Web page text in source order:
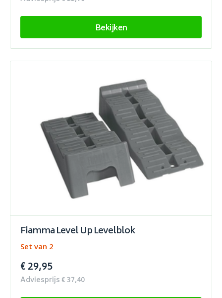
Bekijken
Fiamma Level Up Levelblok
Set van 2
€ 29,95
Adviesprijs € 37,40